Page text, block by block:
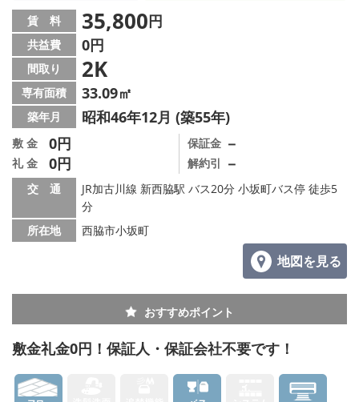
地域から探す
地図から探す
スタッフ紹介
スタッフ募集中
店舗情報·アクセス
メールでお問い合わせ
賃 料 35,800円
共益費 0円
間取り 2K
専有面積 33.09㎡
築年月 昭和46年12月 (築55年)
敷 金 0円
礼 金 0円
保証金 －
解約引 －
交 通
JR加古川線 新西脇駅 バス20分 小坂町バス停 徒歩5
分
所在地
西脇市小坂町
地図を見る
おすすめポイント
敷金礼金0円！保証人・保証会社不要です！